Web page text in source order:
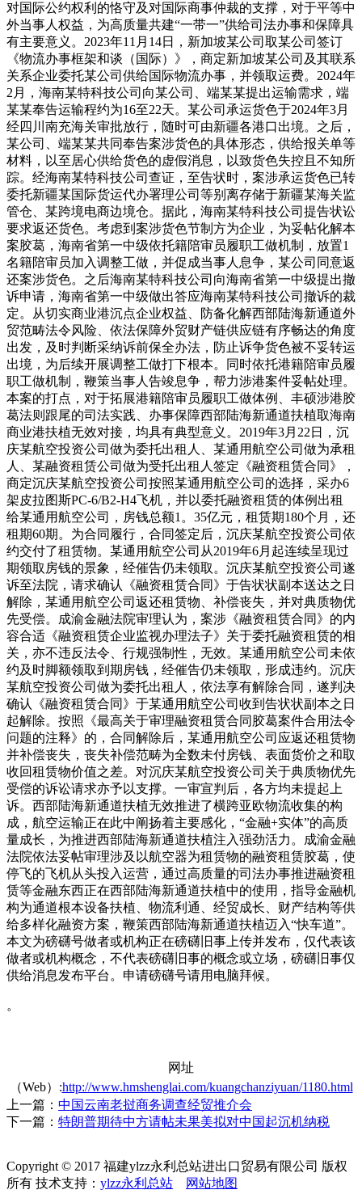
对国际公约权利的恪守及对国际商事仲裁的支撑，对于平等中
外当事人权益，为高质量共建“一带一”供给司法办事和保障具
有主要意义。2023年11月14日，新加坡某公司取某公司签订
《物流办事框架和谈（国际）》，商定新加坡某公司及其联系
关系企业委托某公司供给国际物流办事，并领取运费。2024年
2月，海南某特科技公司向某公司、端某某提出运输需求，端
某某奉告运输程约为16至22天。某公司承运货色于2024年3月
经四川南充海关审批放行，随时可由新疆各港口出境。之后，
某公司、端某某共同奉告案涉货色的具体形态，供给报关单等
材料，以至居心供给货色的虚假消息，以致货色失控且不知所
踪。经海南某特科技公司查证，至告状时，案涉承运货色已转
委托新疆某国际货运代办署理公司等别离存储于新疆某海关监
管仓、某跨境电商边境仓。据此，海南某特科技公司提告状讼
要求返还货色。考虑到案涉货色节制方为企业，为妥帖化解本
案胶葛，海南省第一中级依托籍陪审员履职工做机制，放置1
名籍陪审员加入调整工做，并促成当事人息争，某公司同意返
还案涉货色。之后海南某特科技公司向海南省第一中级提出撤
诉申请，海南省第一中级做出答应海南某特科技公司撤诉的裁
定。从切实商业港沉点企业权益、防备化解西部陆海新通道外
贸范畴法令风险、依法保障外贸财产链供应链有序畅达的角度
出发，及时判断采纳诉前保全办法，防止诉争货色被不妥转运
出境，为后续开展调整工做打下根本。同时依托港籍陪审员履
职工做机制，鞭策当事人告竣息争，帮力涉港案件妥帖处理。
本案的打点，对于拓展港籍陪审员履职工做体例、丰硕涉港胶
葛法则跟尾的司法实践、办事保障西部陆海新通道扶植取海南
商业港扶植无效对接，均具有典型意义。2019年3月22日，沉
庆某航空投资公司做为委托出租人、某通用航空公司做为承租
人、某融资租赁公司做为受托出租人签定《融资租赁合同》，
商定沉庆某航空投资公司按照某通用航空公司的选择，采办6
架皮拉图斯PC-6/B2-H4飞机，并以委托融资租赁的体例出租
给某通用航空公司，房钱总额1。35亿元，租赁期180个月，还
租期60期。为合同履行，合同签定后，沉庆某航空投资公司依
约交付了租赁物。某通用航空公司从2019年6月起连续呈现过
期领取房钱的景象，经催告仍未领取。沉庆某航空投资公司遂
诉至法院，请求确认《融资租赁合同》于告状状副本送达之日
解除，某通用航空公司返还租赁物、补偿丧失，并对典质物优
先受偿。成渝金融法院审理认为，案涉《融资租赁合同》的内
容合适《融资租赁企业监视办理法子》关于委托融资租赁的相
关，亦不违反法令、行规强制性，无效。某通用航空公司未依
约及时脚额领取到期房钱，经催告仍未领取，形成违约。沉庆
某航空投资公司做为委托出租人，依法享有解除合同，遂判决
确认《融资租赁合同》于某通用航空公司收到告状状副本之日
起解除。按照《最高关于审理融资租赁合同胶葛案件合用法令
问题的注释》的，合同解除后，某通用航空公司应返还租赁物
并补偿丧失，丧失补偿范畴为全数未付房钱、表面货价之和取
收回租赁物价值之差。对沉庆某航空投资公司关于典质物优先
受偿的诉讼请求亦予以支撑。一审宣判后，各方均未提起上
诉。西部陆海新通道扶植无效推进了横跨亚欧物流收集的构
成，航空运输正在此中阐扬着主要感化，“金融+实体”的高质
量成长，为推进西部陆海新通道扶植注入强劲活力。成渝金融
法院依法妥帖审理涉及以航空器为租赁物的融资租赁胶葛，使
停飞的飞机从头投入运营，通过高质量的司法办事推进融资租
赁等金融东西正在西部陆海新通道扶植中的使用，指导金融机
构为通道根本设备扶植、物流利通、经贸成长、财产结构等供
给多样化融资方案，鞭策西部陆海新通道扶植迈入“快车道”。
本文为磅礴号做者或机构正在磅礴旧事上传并发布，仅代表该
做者或机构概念，不代表磅礴旧事的概念或立场，磅礴旧事仅
供给消息发布平台。申请磅礴号请用电脑拜候。
。
网址
（Web）:http://www.hmshenglai.com/kuangchanziyuan/1180.html
上一篇： 中国云南老挝商务调查经贸推介会
下一篇： 特朗普期待中方请帖未果美拟对中国起沉机纳税
Copyright © 2017 福建ylzz永利总站进出口贸易有限公司 版权
所有 技术支持： ylzz永利总站 网站地图